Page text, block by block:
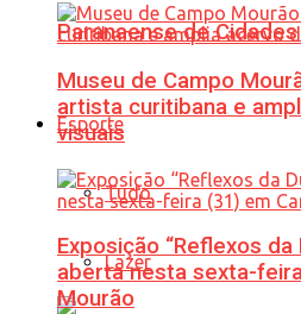
Paranaense de
Esporte
Tudo
Lazer
Museu de Campo
artista curitibana e
visuais
Exposição “Reflexos da
aberta nesta sexta-
Mourão